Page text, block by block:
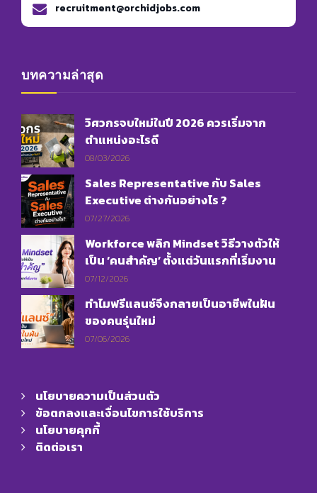
recruitment@orchidjobs.com
บทความล่าสุด
วิศวกรจบใหม่ในปี 2026 ควรเริ่มจาก
ตำแหน่งอะไรดี
08/03/2026
Sales Representative กับ Sales
Executive ต่างกันอย่างไร ?
07/27/2026
Workforce พลิก Mindset วิธีวางตัวให้
เป็น ‘คนสำคัญ’ ตั้งแต่วันแรกที่เริ่มงาน
07/12/2026
ทำไมฟรีแลนซ์จึงกลายเป็นอาชีพในฝัน
ของคนรุ่นใหม่
07/06/2026
นโยบายความเป็นส่วนตัว
ข้อตกลงและเงื่อนไขการใช้บริการ
นโยบายคุกกี้
ติดต่อเรา